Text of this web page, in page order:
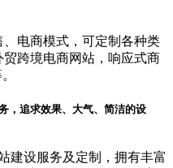
电商模式，可定制各种类
跨境电商网站，响应式商
，追求效果、大气、简洁的设
建设服务及定制，拥有丰富